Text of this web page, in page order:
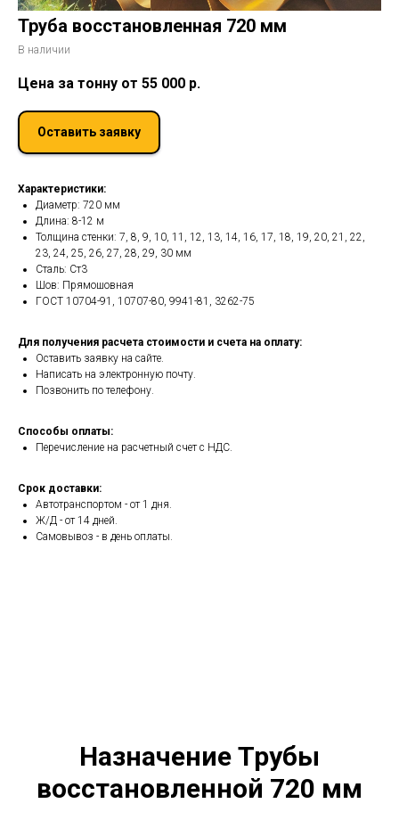
Труба восстановленная 720 мм
В наличии
Цена за тонну от 55 000 р.
Оставить заявку
Характеристики:
Диаметр: 720 мм
Длина: 8-12 м
Толщина стенки: 7, 8, 9, 10, 11, 12, 13, 14, 16, 17, 18, 19, 20, 21, 22,
23, 24, 25, 26, 27, 28, 29, 30 мм
Сталь: Ст3
Шов: Прямошовная
ГОСТ 10704-91, 10707-80, 9941-81, 3262-75
Для получения расчета стоимости и счета на оплату:
Оставить заявку на сайте.
Написать на электронную почту.
Позвонить по телефону.
Способы оплаты:
Перечисление на расчетный счет с НДС.
Срок доставки:
Автотранспортом - от 1 дня.
Ж/Д - от 14 дней.
Самовывоз - в день оплаты.
Назначение Трубы
восстановленной 720 мм